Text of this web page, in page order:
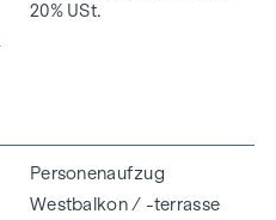
20% USt.
Personenaufzug
Westbalkon / -terrasse